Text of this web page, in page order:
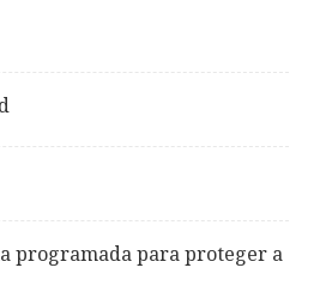
programada para proteger a